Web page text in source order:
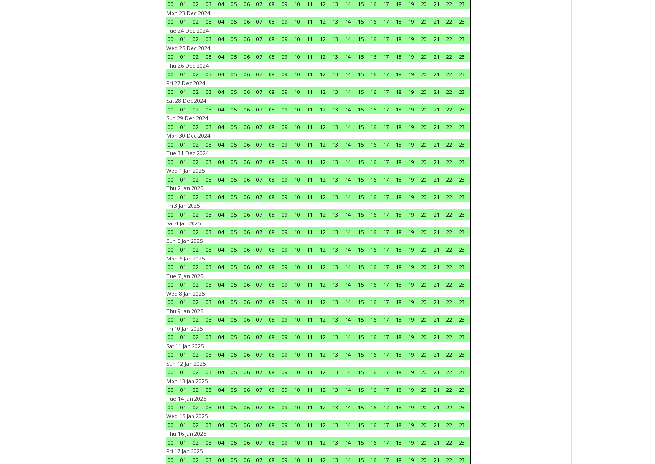
00
01 02 03 04 05 06 07 08 09 10 11 12 13 14 15 16 17 18 19 20 21 22
23
Mon 23 Dec 2024
00
01 02 03 04 05 06 07 08 09 10 11 12 13 14 15 16 17 18 19 20 21 22
23
Tue 24 Dec 2024
00
01 02 03 04 05 06 07 08 09 10 11 12 13 14 15 16 17 18 19 20 21 22
23
Wed 25 Dec 2024
00
01 02 03 04 05 06 07 08 09 10 11 12 13 14 15 16 17 18 19 20 21 22
23
Thu 26 Dec 2024
00
01 02 03 04 05 06 07 08 09 10 11 12 13 14 15 16 17 18 19 20 21 22
23
Fri 27 Dec 2024
00
01 02 03 04 05 06 07 08 09 10 11 12 13 14 15 16 17 18 19 20 21 22
23
Sat 28 Dec 2024
00
01 02 03 04 05 06 07 08 09 10 11 12 13 14 15 16 17 18 19 20 21 22
23
Sun 29 Dec 2024
00
01 02 03 04 05 06 07 08 09 10 11 12 13 14 15 16 17 18 19 20 21 22
23
Mon 30 Dec 2024
00
01 02 03 04 05 06 07 08 09 10 11 12 13 14 15 16 17 18 19 20 21 22
23
Tue 31 Dec 2024
00
01 02 03 04 05 06 07 08 09 10 11 12 13 14 15 16 17 18 19 20 21 22
23
Wed 1 Jan 2025
00
01 02 03 04 05 06 07 08 09 10 11 12 13 14 15 16 17 18 19 20 21 22
23
Thu 2 Jan 2025
00
01 02 03 04 05 06 07 08 09 10 11 12 13 14 15 16 17 18 19 20 21 22
23
Fri 3 Jan 2025
00
01 02 03 04 05 06 07 08 09 10 11 12 13 14 15 16 17 18 19 20 21 22
23
Sat 4 Jan 2025
00
01 02 03 04 05 06 07 08 09 10 11 12 13 14 15 16 17 18 19 20 21 22
23
Sun 5 Jan 2025
00
01 02 03 04 05 06 07 08 09 10 11 12 13 14 15 16 17 18 19 20 21 22
23
Mon 6 Jan 2025
00
01 02 03 04 05 06 07 08 09 10 11 12 13 14 15 16 17 18 19 20 21 22
23
Tue 7 Jan 2025
00
01 02 03 04 05 06 07 08 09 10 11 12 13 14 15 16 17 18 19 20 21 22
23
Wed 8 Jan 2025
00
01 02 03 04 05 06 07 08 09 10 11 12 13 14 15 16 17 18 19 20 21 22
23
Thu 9 Jan 2025
00
01 02 03 04 05 06 07 08 09 10 11 12 13 14 15 16 17 18 19 20 21 22
23
Fri 10 Jan 2025
00
01 02 03 04 05 06 07 08 09 10 11 12 13 14 15 16 17 18 19 20 21 22
23
Sat 11 Jan 2025
00
01 02 03 04 05 06 07 08 09 10 11 12 13 14 15 16 17 18 19 20 21 22
23
Sun 12 Jan 2025
00
01 02 03 04 05 06 07 08 09 10 11 12 13 14 15 16 17 18 19 20 21 22
23
Mon 13 Jan 2025
00
01 02 03 04 05 06 07 08 09 10 11 12 13 14 15 16 17 18 19 20 21 22
23
Tue 14 Jan 2025
00
01 02 03 04 05 06 07 08 09 10 11 12 13 14 15 16 17 18 19 20 21 22
23
Wed 15 Jan 2025
00
01 02 03 04 05 06 07 08 09 10 11 12 13 14 15 16 17 18 19 20 21 22
23
Thu 16 Jan 2025
00
01 02 03 04 05 06 07 08 09 10 11 12 13 14 15 16 17 18 19 20 21 22
23
Fri 17 Jan 2025
00
01 02 03 04 05 06 07 08 09 10 11 12 13 14 15 16 17 18 19 20 21 22
23